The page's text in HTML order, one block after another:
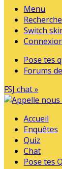
Menu
Switch
Pose tes
Forums
FSJ chat »
Accueil
Enquêtes
Quiz
Chat
Pose tes